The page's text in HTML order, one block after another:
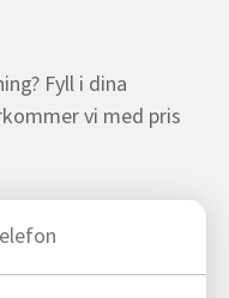
Fyll i dina
vi med pris